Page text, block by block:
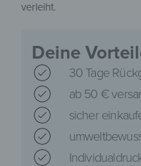
verleiht.
Deine
30 Tage
ab 50 €
sicher